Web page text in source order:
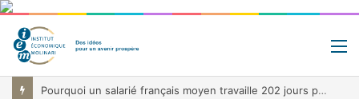
Pourquoi un salarié français moyen travaille 202 jours par an pour financer impôts et cotisations, un record dans toute l’Union européenne